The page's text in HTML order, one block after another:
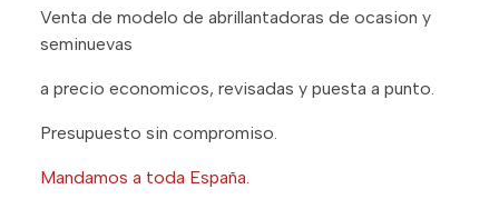
Venta de modelo de abrillantadoras de ocasion y
seminuevas
a precio economicos, revisadas y puesta a punto.
Presupuesto sin compromiso.
Mandamos a toda España.